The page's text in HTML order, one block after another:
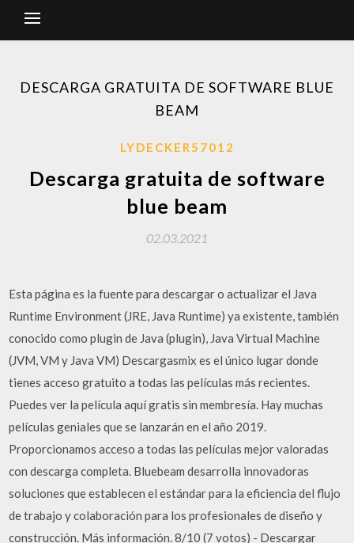
DESCARGA GRATUITA DE SOFTWARE BLUE
BEAM
LYDECKER57012
Descarga gratuita de software
blue beam
02.03.2021
Esta página es la fuente para descargar o actualizar el Java
Runtime Environment (JRE, Java Runtime) ya existente, también
conocido como plugin de Java (plugin), Java Virtual Machine
(JVM, VM y Java VM) Descargasmix es el único lugar donde
tienes acceso gratuito a todas las películas más recientes.
Puedes ver la película aquí gratis sin membresía. Hay muchas
películas geniales que se lanzarán en el año 2019.
Proporcionamos acceso a todas las películas mejor valoradas
con descarga completa. Bluebeam desarrolla innovadoras
soluciones que establecen el estándar para la eficiencia del flujo
de trabajo y colaboración para los profesionales de diseño y
construcción. Más información. 8/10 (7 votos) - Descargar